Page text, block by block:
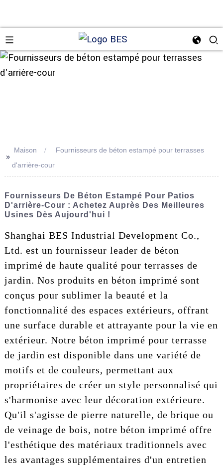
>>
Maison
Fournisseurs de béton estampé pour terrasses
d'arrière-cour
Fournisseurs De Béton Estampé Pour Patios
D'arrière-Cour : Achetez Auprès Des Meilleures
Usines Dès Aujourd'hui !
Shanghai BES Industrial Development Co.,
Ltd. est un fournisseur leader de béton
imprimé de haute qualité pour terrasses de
jardin. Nos produits en béton imprimé sont
conçus pour sublimer la beauté et la
fonctionnalité des espaces extérieurs, offrant
une surface durable et attrayante pour la vie en
extérieur. Notre béton imprimé pour terrasse
de jardin est disponible dans une variété de
motifs et de couleurs, permettant aux
propriétaires de créer un style personnalisé qui
s'harmonise avec leur décoration extérieure.
Qu'il s'agisse de pierre naturelle, de brique ou
de veinage de bois, notre béton imprimé offre
l'esthétique des matériaux traditionnels avec
les avantages supplémentaires d'un entretien